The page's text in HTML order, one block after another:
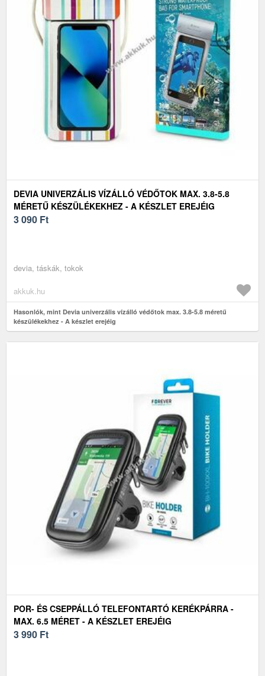
DEVIA UNIVERZÁLIS VÍZÁLLÓ VÉDŐTOK MAX. 3.8-5.8
MÉRETŰ KÉSZÜLÉKEKHEZ - A KÉSZLET EREJÉIG
3 090 Ft
devia, táskák, tokok
akkuk.hu
Hasonlók, mint Devia univerzális vízálló védőtok max. 3.8-5.8 méretű
készülékekhez - A készlet erejéig
POR- ÉS CSEPPÁLLÓ TELEFONTARTÓ KERÉKPÁRRA -
MAX. 6.5 MÉRET - A KÉSZLET EREJÉIG
3 990 Ft